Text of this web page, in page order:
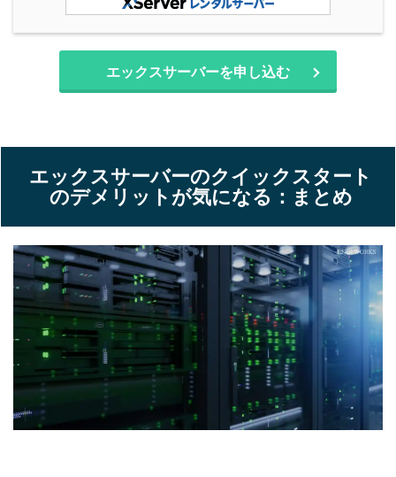
エックスサーバーを申し込む
エックスサーバーのクイックスタート
のデメリットが気になる：まとめ